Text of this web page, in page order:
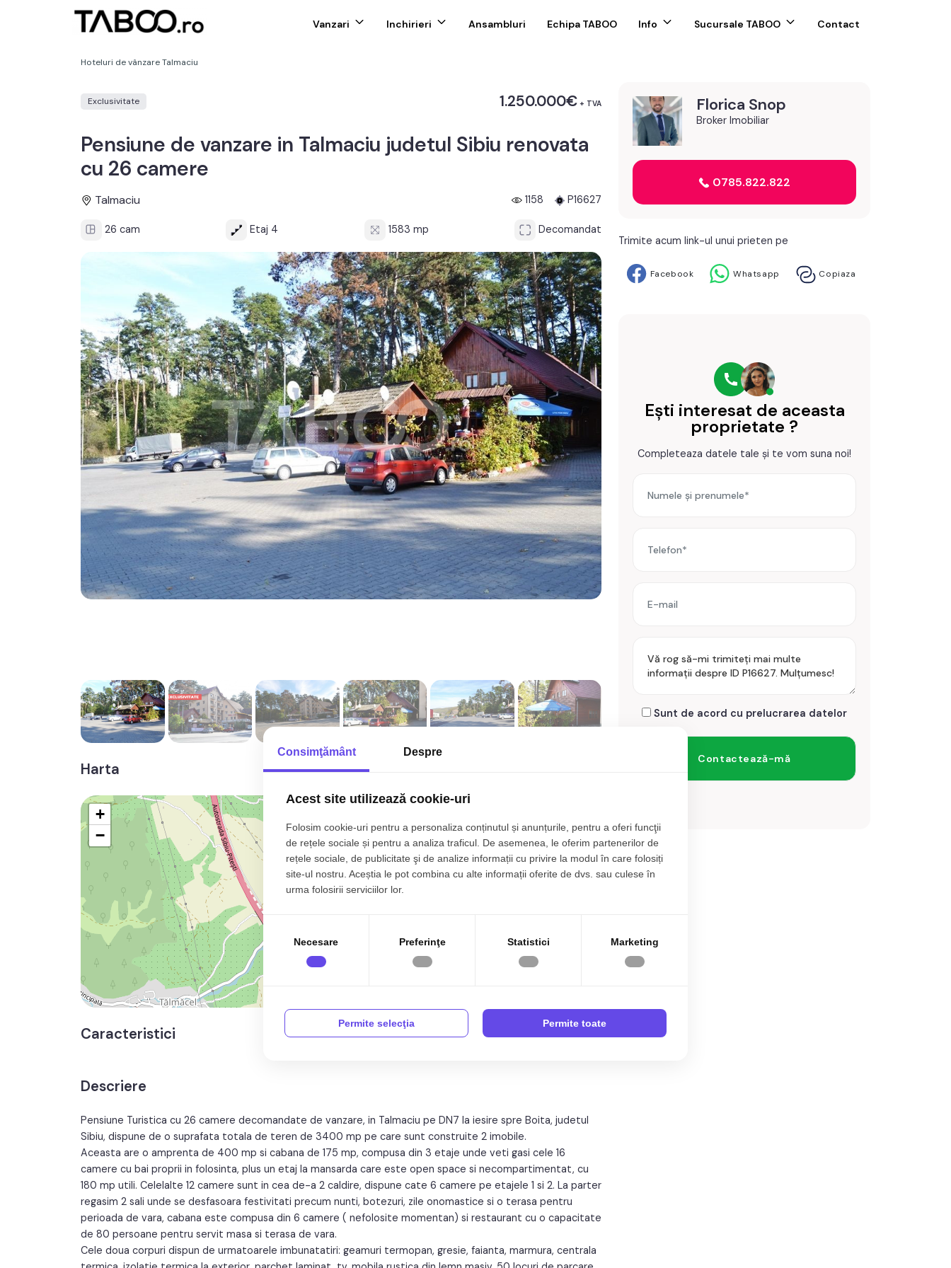
Vanzari Inchirieri Ansambluri Echipa TABOO Info Sucursale TABOO Contact
Hoteluri de vânzare Talmaciu
Exclusivitate 1.250.000€ + TVA
Pensiune de vanzare in Talmaciu judetul Sibiu renovata
cu 26 camere
Talmaciu 1158 P16627
26 cam Etaj 4 1583 mp Decomandat
Harta
+
−
Caracteristici
Descriere
Pensiune Turistica cu 26 camere decomandate de vanzare, in Talmaciu pe DN7 la iesire spre Boita, judetul
Sibiu, dispune de o suprafata totala de teren de 3400 mp pe care sunt construite 2 imobile.
Aceasta are o amprenta de 400 mp si cabana de 175 mp, compusa din 3 etaje unde veti gasi cele 16
camere cu bai proprii in folosinta, plus un etaj la mansarda care este open space si necompartimentat, cu
180 mp utili. Celelalte 12 camere sunt in cea de-a 2 caldire, dispune cate 6 camere pe etajele 1 si 2. La parter
regasim 2 sali unde se desfasoara festivitati precum nunti, botezuri, zile onomastice si o terasa pentru
perioada de vara, cabana este compusa din 6 camere ( nefolosite momentan) si restaurant cu o capacitate
de 80 persoane pentru servit masa si terasa de vara.
Cele doua corpuri dispun de urmatoarele imbunatatiri: geamuri termopan, gresie, faianta, marmura, centrala
Florica Snop
Broker Imobiliar
0785.822.822
Trimite acum link-ul unui prieten pe
Facebook Whatsapp Copiaza
Ești interesat de aceasta
proprietate ?
Completeaza datele tale și te vom suna noi!
Sunt de acord cu prelucrarea datelor
Consimţământ Despre
Acest site utilizează cookie-uri
Folosim cookie-uri pentru a personaliza conținutul și anunțurile, pentru a oferi funcţii
de rețele sociale și pentru a analiza traficul. De asemenea, le oferim partenerilor de
rețele sociale, de publicitate şi de analize informații cu privire la modul în care folosiți
site-ul nostru. Aceștia le pot combina cu alte informații oferite de dvs. sau culese în
urma folosirii serviciilor lor.
Necesare Preferinţe Statistici Marketing
Permite selecţia Permite toate